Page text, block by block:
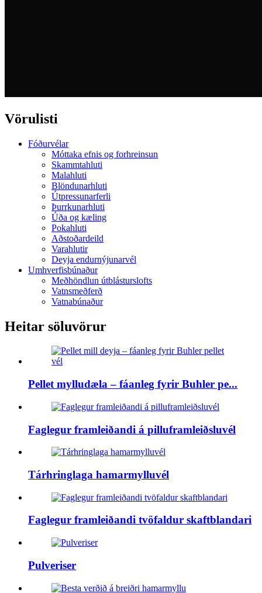
Vörulisti
Fóðurvélar
Móttaka efnis og forhreinsun
Skammtahluti
Malahluti
Blöndunarhluti
Útpressunarferli
Þurrkunarhluti
Úða og kæling
Pokahluti
Aðstoðardeild
Varahlutir
Deyja endurnýjunarvél
Umhverfisbúnaður
Meðhöndlun útblásturslofts
Vatnsmeðferð
Vatnabúnaður
Heitar söluvörur
Pellet mylludæla – fáanleg fyrir Buhler pe...
Faglegur framleiðandi á pilluframleiðsluvél
Tárhringlaga hamarmylluvél
Faglegur framleiðandi tvöfaldur skaftblandari
Pulveriser